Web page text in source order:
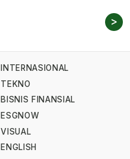
>
INTERNASIONAL
TEKNO
BISNIS FINANSIAL
ESGNOW
VISUAL
ENGLISH